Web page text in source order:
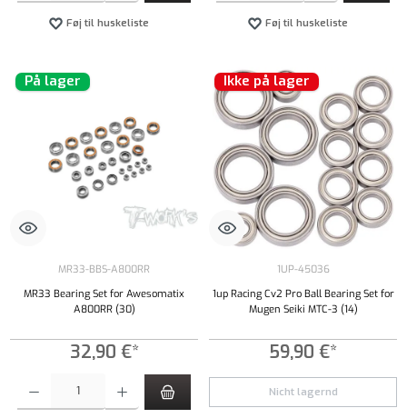
Føj til huskeliste Føj til huskeliste
På lager
MR33-BBS-A800RR
MR33 Bearing Set for Awesomatix
A800RR (30)
32,90 €*
Produktmængde: Indtast det ønskede beløb, eller brug knapperne til at øge eller formindske
Ikke på lager
1UP-45036
1up Racing Cv2 Pro Ball Bearing Set for
Mugen Seiki MTC-3 (14)
59,90 €*
Nicht lagernd